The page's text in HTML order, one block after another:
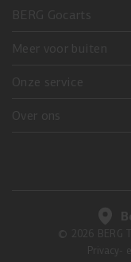
BERG Gocarts
Meer voor buiten
Onze service
Over ons
© 2026 BERG
Privacy-